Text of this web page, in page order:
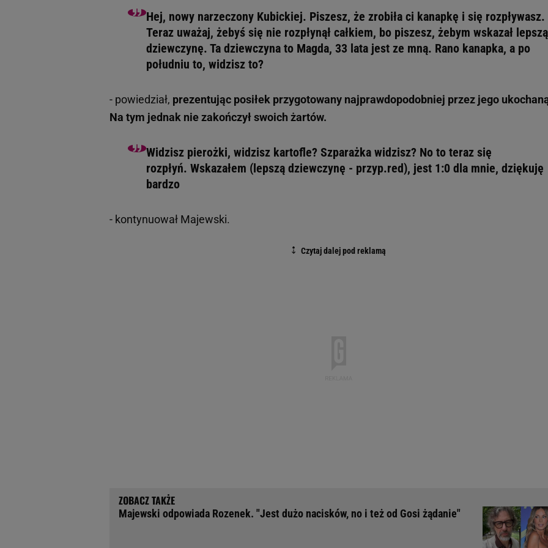
Hej, nowy narzeczony Kubickiej. Piszesz, że zrobiła ci kanapkę i się rozpływasz.
Teraz uważaj, żebyś się nie rozpłynął całkiem, bo piszesz, żebym wskazał lepszą
dziewczynę. Ta dziewczyna to Magda, 33 lata jest ze mną. Rano kanapka, a po
południu to, widzisz to?
- powiedział, prezentując posiłek przygotowany najprawdopodobniej przez jego
Na tym jednak nie zakończył swoich żartów.
Widzisz pierożki, widzisz kartofle? Szparażka widzisz? No to teraz się
rozpłyń. Wskazałem (lepszą dziewczynę - przyp.red), jest 1:0 dla mnie, dziękuję
bardzo
- kontynuował Majewski.
Majewski odpowiada Rozenek. "Jest dużo nacisków, no i też od Gosi żądanie"